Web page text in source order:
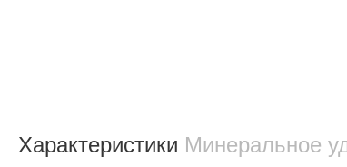
Характеристики Минеральное